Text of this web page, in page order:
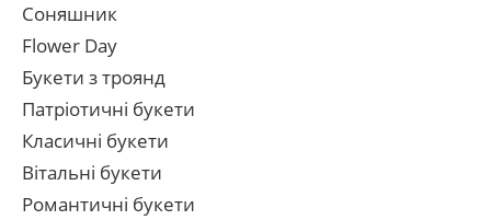
Соняшник
Flower Day
Букети з троянд
Патріотичні букети
Класичні букети
Вітальні букети
Романтичні букети